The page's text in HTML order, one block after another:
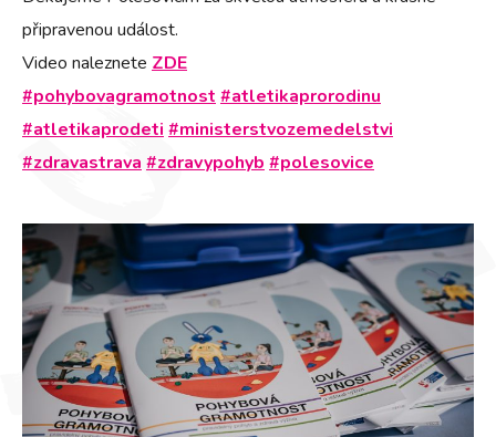
připravenou událost.
Video naleznete ZDE
#pohybovagramotnost #atletikaprorodinu
#atletikaprodeti #ministerstvozemedelstvi
#zdravastrava #zdravypohyb #polesovice